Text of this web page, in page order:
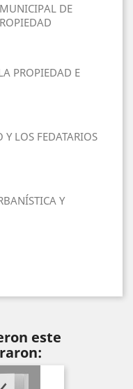
DE
PROPIEDAD E
LOS FEDATARIOS
Y
este